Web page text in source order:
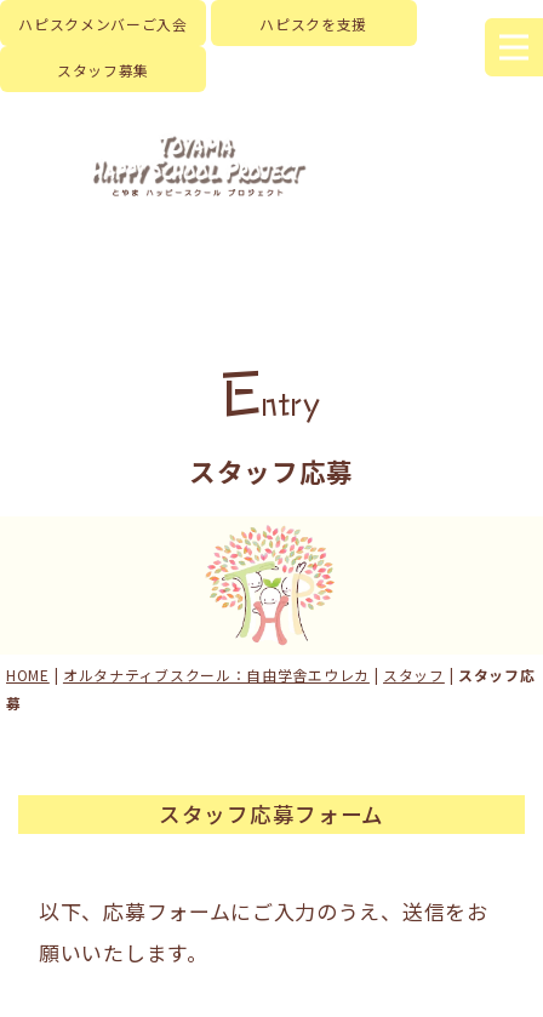
ハピスクメンバーご入会 ハピスクを支援
スタッフ募集
Entry
スタッフ応募
HOME | オルタナティブスクール：自由学舎エウレカ | スタッフ | スタッフ応
募
スタッフ応募フォーム
以下、応募フォームにご入力のうえ、送信をお
願いいたします。